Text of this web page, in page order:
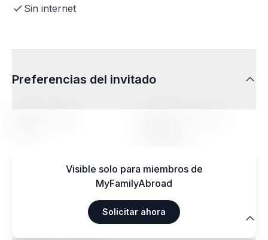
Sin internet
Preferencias del invitado
Visible solo para miembros de
MyFamilyAbroad
Solicitar ahora
Regímenes alimentarios